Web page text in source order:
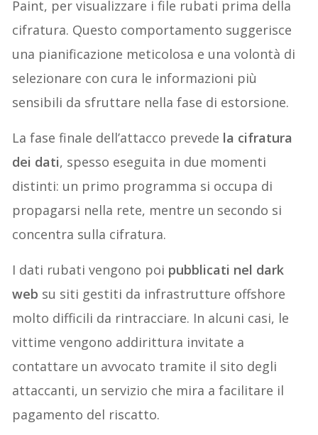
Paint, per visualizzare i file rubati prima della
cifratura. Questo comportamento suggerisce
una pianificazione meticolosa e una volontà di
selezionare con cura le informazioni più
sensibili da sfruttare nella fase di estorsione.
La fase finale dell’attacco prevede la cifratura
dei dati, spesso eseguita in due momenti
distinti: un primo programma si occupa di
propagarsi nella rete, mentre un secondo si
concentra sulla cifratura.
I dati rubati vengono poi pubblicati nel dark
web su siti gestiti da infrastrutture offshore
molto difficili da rintracciare. In alcuni casi, le
vittime vengono addirittura invitate a
contattare un avvocato tramite il sito degli
attaccanti, un servizio che mira a facilitare il
pagamento del riscatto.